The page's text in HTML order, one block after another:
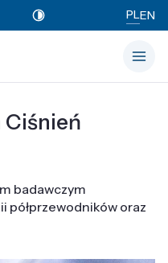
PLEN
badawczym
półprzewodników oraz